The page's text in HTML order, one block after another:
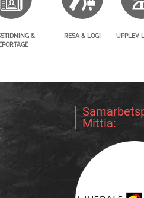
&
RESA & LOGI UPPLEV
Mittia: